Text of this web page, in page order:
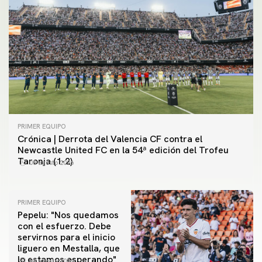
PRIMER EQUIPO
Crónica | Derrota del Valencia CF contra el
Newcastle United FC en la 54ª edición del Trofeu
Taronja (1-2)
08 agosto 2026
PRIMER EQUIPO
Pepelu: "Nos quedamos
con el esfuerzo. Debe
servirnos para el inicio
liguero en Mestalla, que
lo estamos esperando"
PRIMER EQUIPO
Las fotos del Valencia CF-Newcastle United FC
PRIMER EQUIPO